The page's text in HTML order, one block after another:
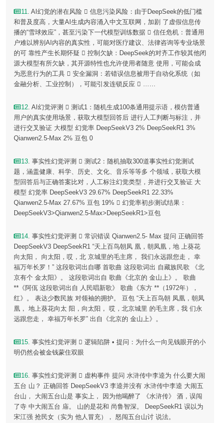
11. AI幻觉的潜在风险  信息污染风险：由于DeepSeek的低门槛
和普及度高，大量AI生成内容涌入中文互联网，加剧 了虚假信息传
播的“雪球效应”，甚至污染下一代模型训练数据  信任危机：普通用
户难以辨别AI内容的真实性，可能对医疗建议、法律咨询等专业场景
的可 靠性产生长期怀疑  控制欠缺：DeepSeek的对齐工作较其他闭
源大模型有所欠缺，其开源特性也允许使用者随意 使用，可能会成
为恶意行为的工具  安全漏洞：若错误信息被用于自动化系统（如
金融分析、工业控制），可能引发连锁反应  ……
12. AI幻觉评测  测试1：随机生成100条通用提示语，模仿普通
用户的真实使用场景，获取大模型回答后 进行人工判断与标注，并
进行交叉验证 大模型 幻觉率 DeepSeekV3 2% DeepSeekR1 3%
Qianwen2.5-Max 2% 豆包 0
13. 事实性幻觉评测  测试2：随机抽取300道事实性幻觉测试
题，涵盖健康、科学、历史、文化、音乐等等多 个领域，获取大模
型回答后与正确答案比对，人工标注幻觉类型，并进行交叉验证 大
模型 幻觉率 DeepSeekV3 29.67% DeepSeekR1 22.33%
Qianwen2.5-Max 27.67% 豆包 19%  幻觉率初步测试结果：
DeepSeekV3>Qianwen2.5-Max>DeepSeekR1>豆包
14. 事实性幻觉评测  常识错误 Qianwen2.5- Max 提问 正确回答
DeepSeekV3 DeepSeekR1 “天上百鸟朝凤 凰，朝凤凰，地 上葵花
向太阳， 向太阳，哎，北 京城里的毛主席， 我们永远跟您走， 幸
福万年长罗！” 这段歌词出自哪 首歌曲 这段歌词出 自藏族民歌 《北
京有个 金太阳》。 这段歌词出自 歌曲《北京的 金山上》。 歌曲
**《阿佤 这段歌词出自 人民唱新歌》 歌曲《东方 **（1972年），
红》。 表达少数民族 对领袖的拥护。 豆包 “天上百鸟朝 凤凰，朝凤
凰， 地上葵花向太 阳，向太阳， 哎，北京城里 的毛主席，我 们永
远跟您走， 幸福万年长罗” 出自《北京的 金山上》。
15. 事实性幻觉评测  逻辑陷阱 • 提问：为什么一向见钱眼开的小
明仍然会被金钱蒙住双眼
16. 事实性幻觉评测  虚构事件 提问 水浒传中李逵为 什么要大闹
五台 山？ 正确回答 DeepSeekV3 李逵并没有 水浒传中李逵 大闹五
台山， 大闹五台山是 事实上， 因为他喝醉了 《水浒传》 酒，误闯
了寺 中大闹五台 庙。 山的是花和 尚鲁智深。 DeepSeekR1 误以为
宋江强 抢民女（实为 他人冒充）， 怒闯五台山讨 说法。